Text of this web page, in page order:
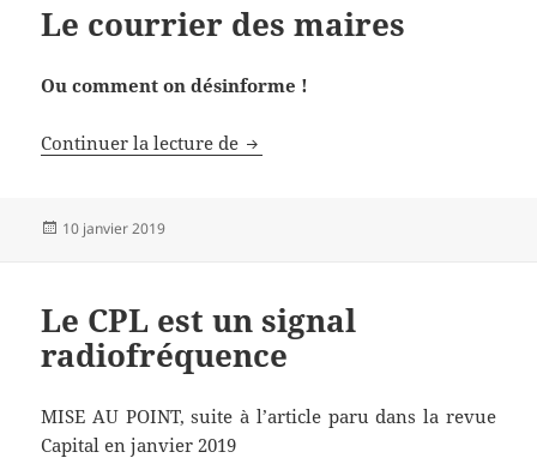
Le courrier des maires
Ou comment on désinforme !
Continuer la lecture de Le courrier des maires
Publié
10 janvier 2019
Le CPL est un signal
radiofréquence
MISE AU POINT, suite à l’article paru dans la revue
Capital en janvier 2019